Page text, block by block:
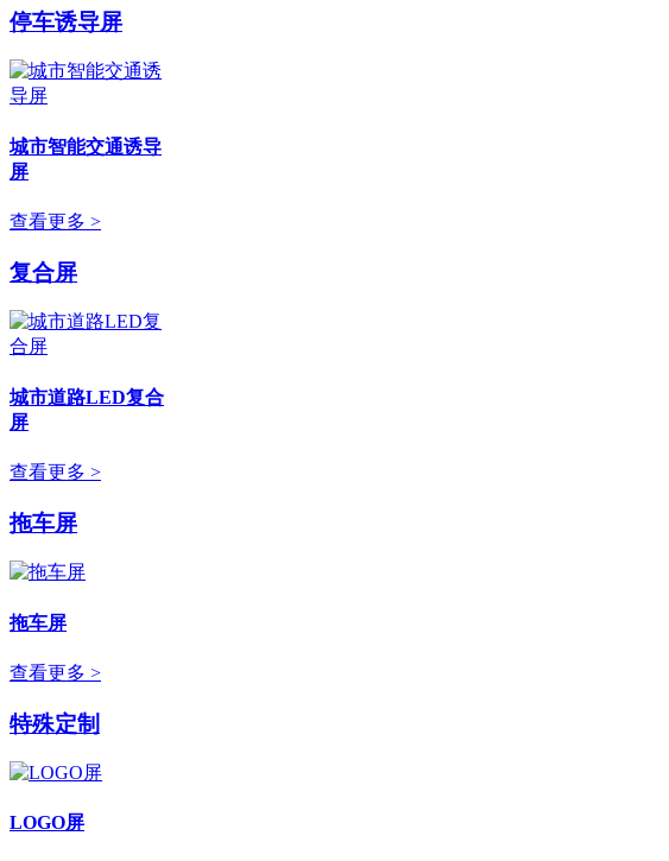
停车诱导屏
城市智能交通诱导
屏
查看更多 >
复合屏
城市道路LED复合
屏
查看更多 >
拖车屏
拖车屏
查看更多 >
特殊定制
LOGO屏